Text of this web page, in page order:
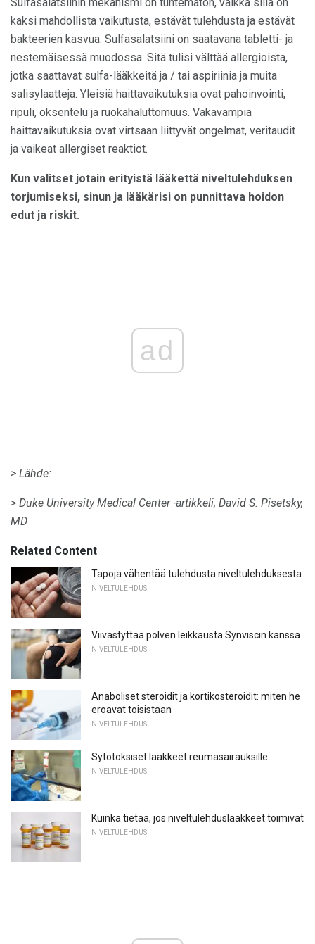
Sulfasalatsiinin mekanismi on tuntematon, vaikka sillä on
kaksi mahdollista vaikutusta, estävät tulehdusta ja estävät
bakteerien kasvua. Sulfasalatsiini on saatavana tabletti- ja
nestemäisessä muodossa. Sitä tulisi välttää allergioista,
jotka saattavat sulfa-lääkkeitä ja / tai aspiriinia ja muita
salisylaatteja. Yleisiä haittavaikutuksia ovat pahoinvointi,
ripuli, oksentelu ja ruokahaluttomuus. Vakavampia
haittavaikutuksia ovat virtsaan liittyvät ongelmat, veritaudit
ja vaikeat allergiset reaktiot.
Kun valitset jotain erityistä lääkettä niveltulehduksen
torjumiseksi, sinun ja lääkärisi on punnittava hoidon
edut ja riskit.
ad
> Lähde:
> Duke University Medical Center -artikkeli, David S. Pisetsky,
MD
Related Content
Tapoja vähentää tulehdusta niveltulehduksesta
NIVELTULEHDUS
Viivästyttää polven leikkausta Synviscin kanssa
NIVELTULEHDUS
Anaboliset steroidit ja kortikosteroidit: miten he
eroavat toisistaan
NIVELTULEHDUS
Sytotoksiset lääkkeet reumasairauksille
NIVELTULEHDUS
Kuinka tietää, jos niveltulehduslääkkeet toimivat
NIVELTULEHDUS